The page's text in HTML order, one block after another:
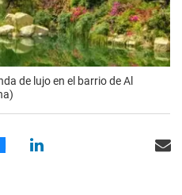
de lujo en el barrio de Al